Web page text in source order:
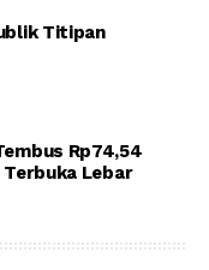
Titipan
Rp74,54
Terbuka Lebar